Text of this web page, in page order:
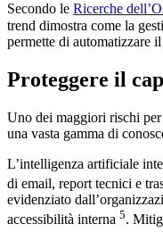
Secondo le Ricerche
trend dimostra come la
permette di automatizzare
Proteggere il
Uno dei maggiori rischi
una vasta gamma di
L’intelligenza artificiale
di email, report tecnici e
evidenziato
accessibilità interna 5.